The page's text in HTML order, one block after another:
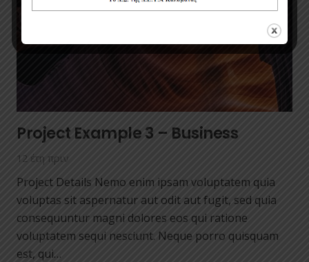
Project Example 3 – Business
12 έτη πριν
Project Details Nemo enim ipsam voluptatem quia
voluptas sit aspernatur aut odit aut fugit, sed quia
consequuntur magni dolores eos qui ratione
voluptatem sequi nesciunt. Neque porro quisquam
est, qui…